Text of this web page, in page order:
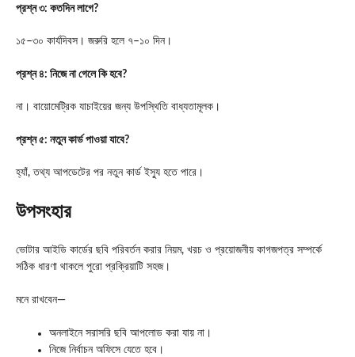
প্রশ্ন ৩: কতদিন লাগে?
১৫–৩০ কার্যদিবস। জরুরি হলে ৭–১০ দিন।
প্রশ্ন ৪: নিজে না গেলে কি হবে?
না। বায়োমেট্রিক যাচাইয়ের জন্য উপস্থিতি বাধ্যতামূলক।
প্রশ্ন ৫: নতুন কার্ড পাওয়া যাবে?
হ্যাঁ, তথ্য আপডেটের পর নতুন কার্ড ইস্যু হতে পারে।
উপসংহার
ভোটার আইডি কার্ডের ছবি পরিবর্তন করার নিয়ম, খরচ ও প্রয়োজনীয় কাগজপত্র সম্পর্কে
সঠিক ধারণা থাকলে পুরো প্রক্রিয়াটি সহজ।
মনে রাখবেন—
অনলাইনে সরাসরি ছবি আপলোড করা যায় না।
নিজে নির্বাচন অফিসে যেতে হবে।